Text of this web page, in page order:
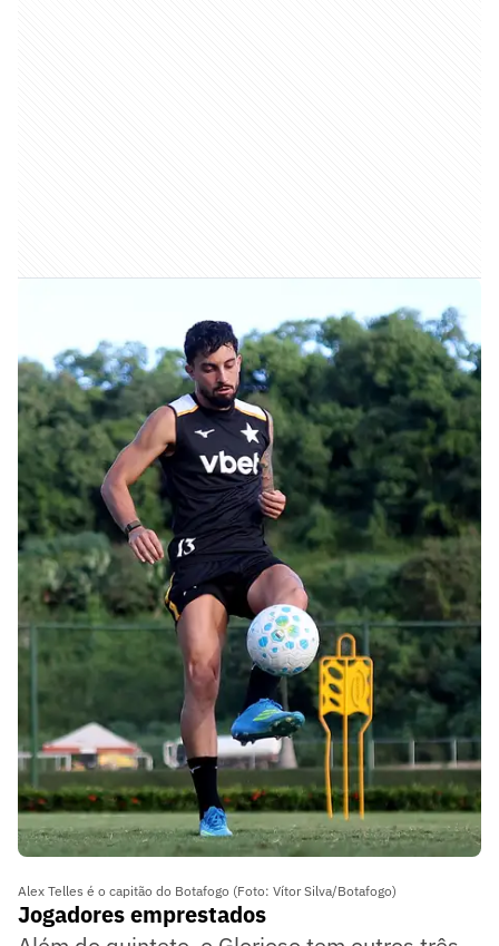
Alex Telles é o capitão do Botafogo (Foto: Vítor Silva/Botafogo)
Jogadores emprestados